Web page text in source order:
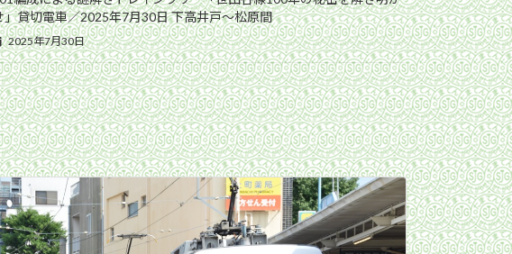
」貸切電車／2025年7月30日 下高井戸〜松原間
2025年7月30日